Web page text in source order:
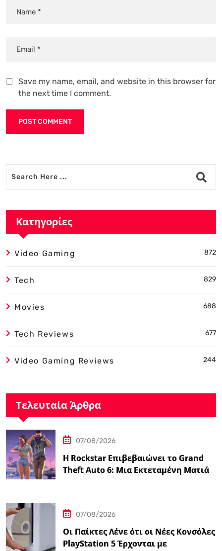
Save my name, email, and website in this browser for
the next time I comment.
Κατηγορίες
Video Gaming 872
Tech 829
Movies 688
Tech Reviews 677
Video Gaming Reviews 244
Τελευταία Άρθρα
07/08/2026
Η Rockstar Επιβεβαιώνει το Grand
Theft Auto 6: Μια Εκτεταμένη Ματιά
Μήνα
07/08/2026
Οι Παίκτες Λένε ότι οι Νέες Κονσόλες
PlayStation 5 Έρχονται με